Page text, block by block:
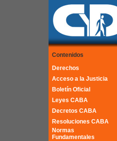
Contenidos
Derechos
Acceso a la Justicia
Boletín Oficial
Leyes CABA
Decretos CABA
Resoluciones CABA
Normas
Fundamentales